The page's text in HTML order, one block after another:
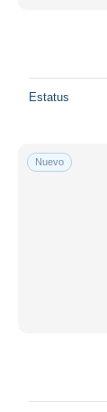
Estatus
Nuevo